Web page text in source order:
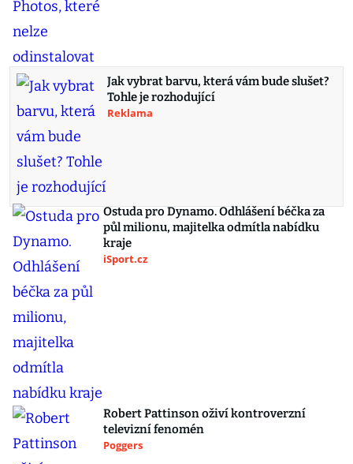
Jak vybrat barvu, která vám bude slušet?
Tohle je rozhodující
Reklama
Ostuda pro Dynamo. Odhlášení béčka za
půl milionu, majitelka odmítla nabídku
kraje
iSport.cz
Robert Pattinson oživí kontroverzní
televizní fenomén
Poggers